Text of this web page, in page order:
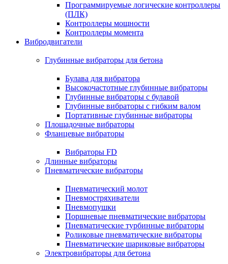
Программируемые логические контроллеры
(ПЛК)
Контроллеры мощности
Контроллеры момента
Вибродвигатели
Глубинные вибраторы для бетона
Булава для вибратора
Высокочастотные глубинные вибраторы
Глубинные вибраторы с булавой
Глубинные вибраторы с гибким валом
Портативные глубинные вибраторы
Площадочные вибраторы
Фланцевые вибраторы
Вибраторы FD
Длинные вибраторы
Пневматические вибраторы
Пневматический молот
Пневмостряхиватели
Пневмопушки
Поршневые пневматические вибраторы
Пневматические турбинные вибраторы
Роликовые пневматические вибраторы
Пневматические шариковые вибраторы
Электровибраторы для бетона